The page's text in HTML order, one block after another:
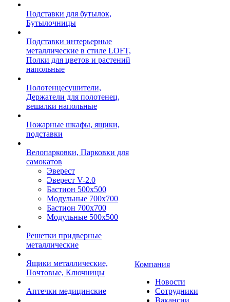
Подставки для бутылок,
Бутылочницы
Подставки интерьерные
металлические в стиле LOFT,
Полки для цветов и растений
напольные
Полотенцесушители,
Держатели для полотенец,
вешалки напольные
Пожарные шкафы, ящики,
подставки
Велопарковки, Парковки для
самокатов
Эверест
Эверест V-2.0
Бастион 500х500
Модульные 700х700
Бастион 700х700
Модульные 500х500
Решетки придверные
металлические
Ящики металлические,
Почтовые, Ключницы
Аптечки медицинские
Компания
Новости
Сотрудники
Вакансии